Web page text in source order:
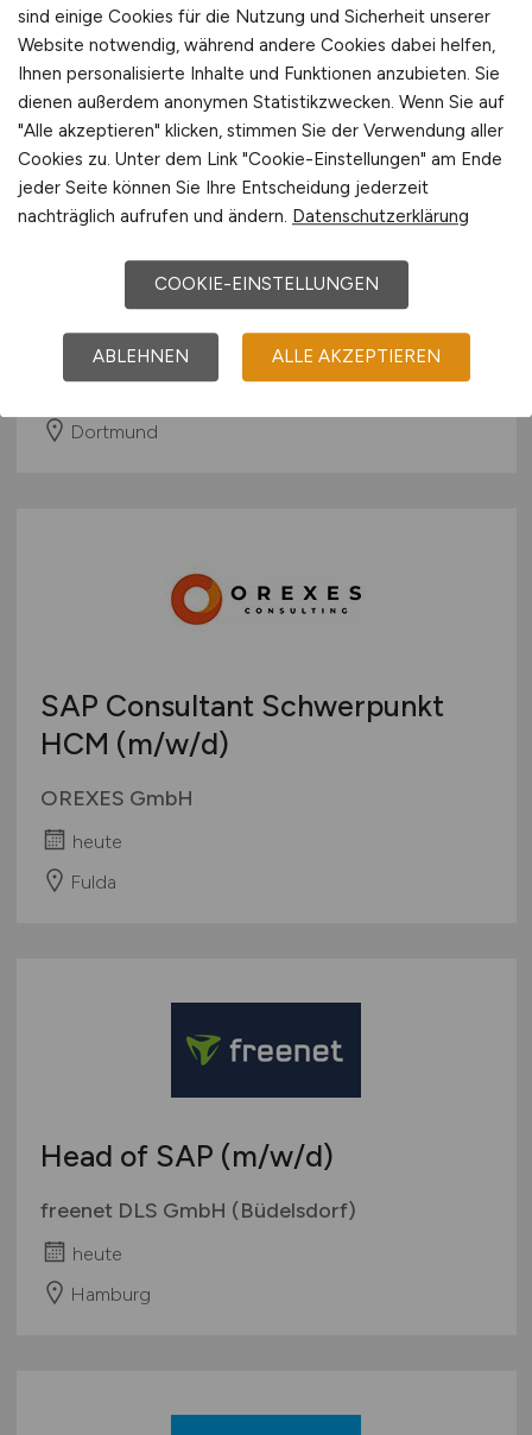
SAP CO Consultant(w/m/d)
S/4HANA
UNIORG AG
Dortmund
SAP Consultant Schwerpunkt
HCM (m/w/d)
OREXES GmbH
heute
Fulda
Head of SAP (m/w/d)
freenet DLS GmbH (Büdelsdorf)
heute
Hamburg
sind einige Cookies für die Nutzung und Sicherheit unserer
Website notwendig, während andere Cookies dabei helfen,
Ihnen personalisierte Inhalte und Funktionen anzubieten. Sie
dienen außerdem anonymen Statistikzwecken. Wenn Sie auf
"Alle akzeptieren" klicken, stimmen Sie der Verwendung aller
Cookies zu. Unter dem Link "Cookie-Einstellungen" am Ende
jeder Seite können Sie Ihre Entscheidung jederzeit
nachträglich aufrufen und ändern. Datenschutzerklärung
COOKIE-EINSTELLUNGEN
ABLEHNEN ALLE AKZEPTIEREN